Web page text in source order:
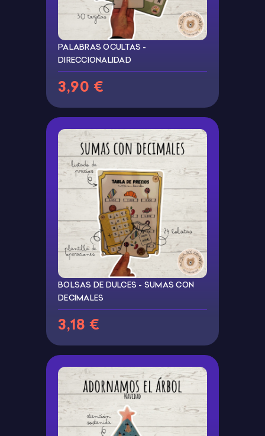
PALABRAS OCULTAS -
DIRECCIONALIDAD
3,90 €
BOLSAS DE DULCES - SUMAS CON
DECIMALES
3,18 €